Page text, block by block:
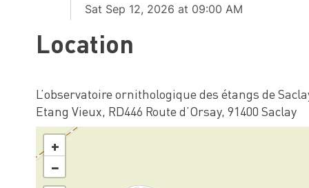
Location
L’observatoire ornithologique des étangs de
Etang Vieux, RD446 Route d’Orsay, 91400 Saclay
+
−